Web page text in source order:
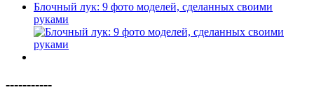
Блочный лук: 9 фото моделей, сделанных своими
руками
-----------